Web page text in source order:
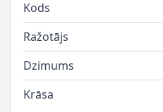
Kods
Ražotājs
Dzimums
Krāsa